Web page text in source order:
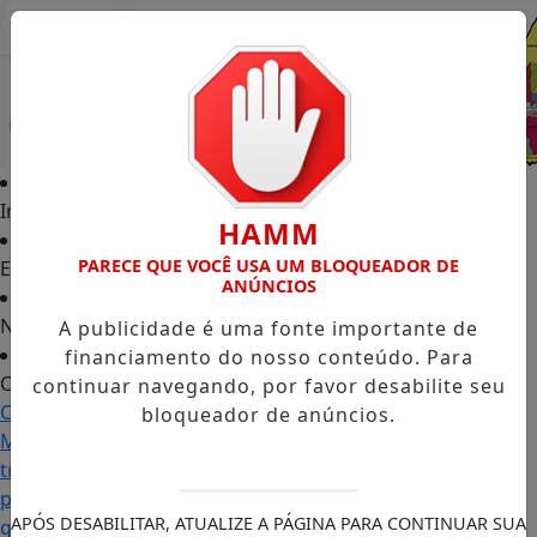
Início
Edições
Notícias
Contato
Carol
Monteiro:
trajetória
política
ganha
HAMM
PARECE QUE VOCÊ USA UM BLOQUEADOR DE
ANÚNCIOS
A publicidade é uma fonte importante de
financiamento do nosso conteúdo. Para
continuar navegando, por favor desabilite seu
bloqueador de anúncios.
APÓS DESABILITAR, ATUALIZE A PÁGINA PARA CONTINUAR SUA